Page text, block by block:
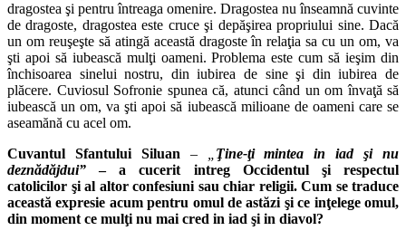
dragostea şi pentru întreaga omenire. Dragostea nu înseamnă cuvinte
de dragoste, dragostea este cruce şi depăşirea propriului sine. Dacă
un om reuşeşte să atingă această dragoste în relaţia sa cu un om, va
şti apoi să iubească mulţi oameni. Problema este cum să ieşim din
închisoarea sinelui nostru, din iubirea de sine şi din iubirea de
plăcere. Cuviosul Sofronie spunea că, atunci când un om învaţă să
iubească un om, va şti apoi să iubească milioane de oameni care se
aseamănă cu acel om.
Cuvantul Sfantului Siluan – „ Ţine‑ţi mintea in iadşi nu
deznădăjdui”– a cucerit intreg Occidentul şi respectul
catolicilor şi al altor confesiuni sau chiar religii. Cum se traduce
această expresie acum pentru omul de astăzi şi ce inţelege omul,
din moment ce mulţi nu mai cred in iad şi in diavol?